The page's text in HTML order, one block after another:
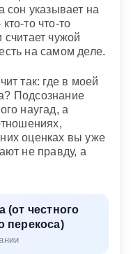
сон указывает на
то что-то
считает чужой
на самом деле.
так: где в моей
Подсознание
наугад, а
оценках вы уже
не правду, а
(от честного
перекоса)